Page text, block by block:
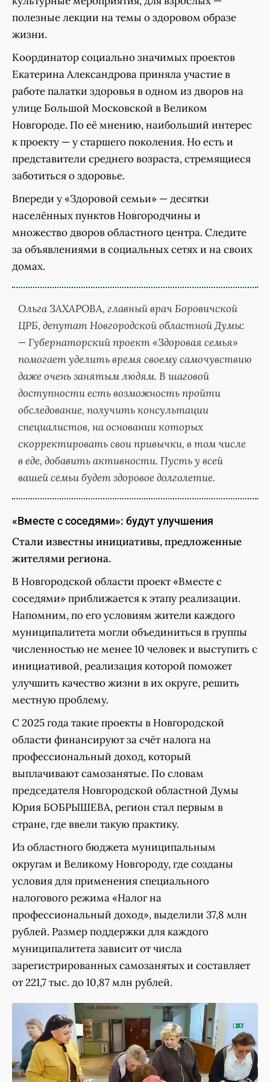
полезные лекции на темы о здоровом образе
жизни.
Координатор социально значимых проектов
Екатерина Александрова приняла участие в
работе палатки здоровья в одном из дворов на
улице Большой Московской в Великом
Новгороде. По её мнению, наибольший интерес
к проекту — у старшего поколения. Но есть и
представители среднего возраста, стремящиеся
заботиться о здоровье.
Впереди у «Здоровой семьи» — десятки
населённых пунктов Новгородчины и
множество дворов областного центра. Следите
за объявлениями в социальных сетях и на своих
домах.
Ольга ЗАХАРОВА, главный врач Боровичской
ЦРБ, депутат Новгородской областной Думы:
— Губернаторский проект «Здоровая семья»
помогает уделить время своему самочувствию
даже очень занятым людям. В шаговой
доступности есть возможность пройти
обследование, получить консультации
специалистов, на основании которых
скорректировать свои привычки, в том числе
в еде, добавить активности. Пусть у всей
вашей семьи будет здоровое долголетие.
«Вместе с соседями»: будут улучшения
Стали известны инициативы, предложенные
жителями региона.
В Новгородской области проект «Вместе с
соседями» приближается к этапу реализации.
Напомним, по его условиям жители каждого
муниципалитета могли объединиться в группы
численностью не менее 10 человек и выступить с
инициативой, реализация которой поможет
улучшить качество жизни в их округе, решить
местную проблему.
С 2025 года такие проекты в Новгородской
области финансируют за счёт налога на
профессиональный доход, который
выплачивают самозанятые. По словам
председателя Новгородской областной Думы
Юрия БОБРЫШЕВА, регион стал первым в
стране, где ввели такую практику.
Из областного бюджета муниципальным
округам и Великому Новгороду, где созданы
условия для применения специального
налогового режима «Налог на
профессиональный доход», выделили 37,8 млн
рублей. Размер поддержки для каждого
муниципалитета зависит от числа
зарегистрированных самозанятых и составляет
от 221,7 тыс. до 10,87 млн рублей.